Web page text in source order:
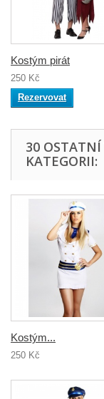
Kostým pirát
250 Kč
Rezervovat
30 OSTATNÍ
KATEGORII:
Kostým...
250 Kč